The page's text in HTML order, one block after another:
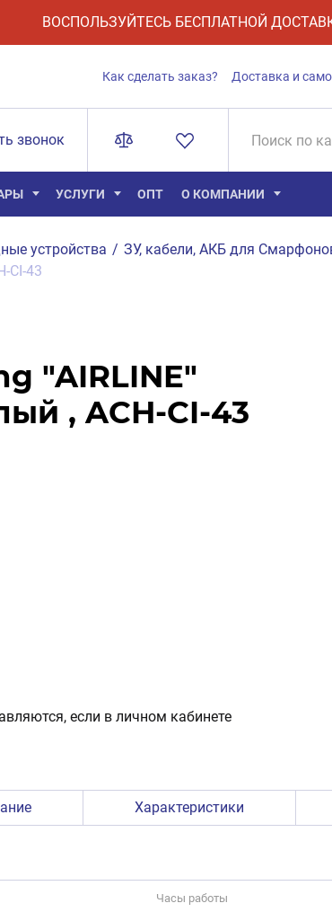
ВОСПОЛЬЗУЙТЕСЬ БЕСПЛАТНОЙ
Как сделать заказ? Доставка и
звонок
УСЛУГИ ОПТ О КОМПАНИИ
устройства / ЗУ, кабели, АКБ для
CI-43
"AIRLINE"
, ACH-CI-43
если в личном кабинете
Характеристики
Часы работы